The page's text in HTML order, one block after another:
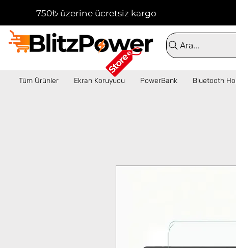
750₺ üzerine ücretsiz kargo!  ✦  16:00'a kadar
Ara...
Tüm Ürünler Ekran Koruyucu PowerBank Bluetooth